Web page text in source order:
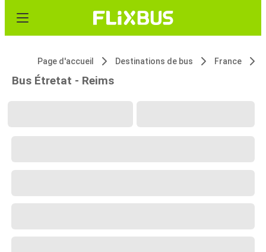
Page d'accueil Destinations de bus France
Bus Étretat - Reims